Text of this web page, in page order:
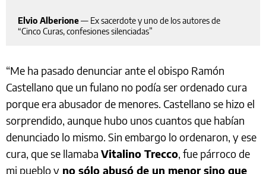
Elvio Alberione— Ex sacerdote y uno de los autores de
“Cinco Curas, confesiones silenciadas”
“Me ha pasado denunciar ante el obispo Ramón
Castellano que un fulano no podía ser ordenado cura
porque era abusador de menores. Castellano se hizo el
sorprendido, aunque hubo unos cuantos que habían
denunciado lo mismo. Sin embargo lo ordenaron, y ese
cura, que se llamaba Vitalino Trecco, fue párroco de
mi pueblo y no sólo abusó de un menor sino que